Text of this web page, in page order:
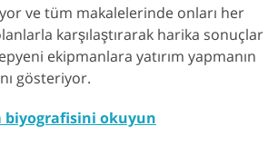
ve tüm makalelerinde onları her
karşılaştırarak harika sonuçlar
ekipmanlara yatırım yapmanın
gösteriyor.
biyografisini okuyun